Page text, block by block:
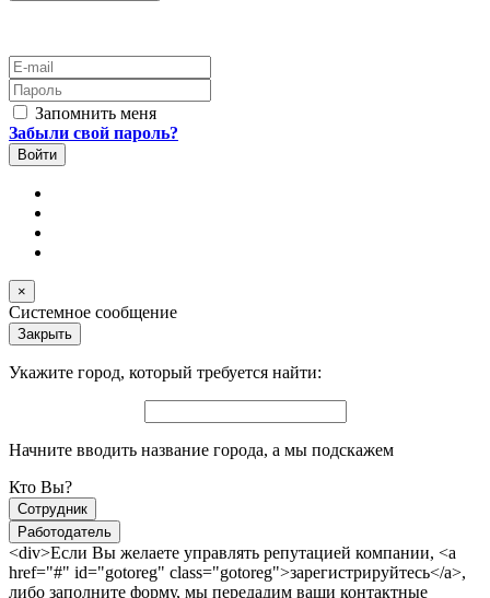
E-mail
Пароль
Запомнить меня
Забыли свой пароль?
×
Системное сообщение
Закрыть
Укажите город, который требуется найти:
Начните вводить название города, а мы подскажем
Кто Вы?
Сотрудник
Работодатель
<div>Если Вы желаете управлять репутацией компании, <a
href="#" id="gotoreg" class="gotoreg">зарегистрируйтесь</a>,
либо заполните форму, мы передадим ваши контактные